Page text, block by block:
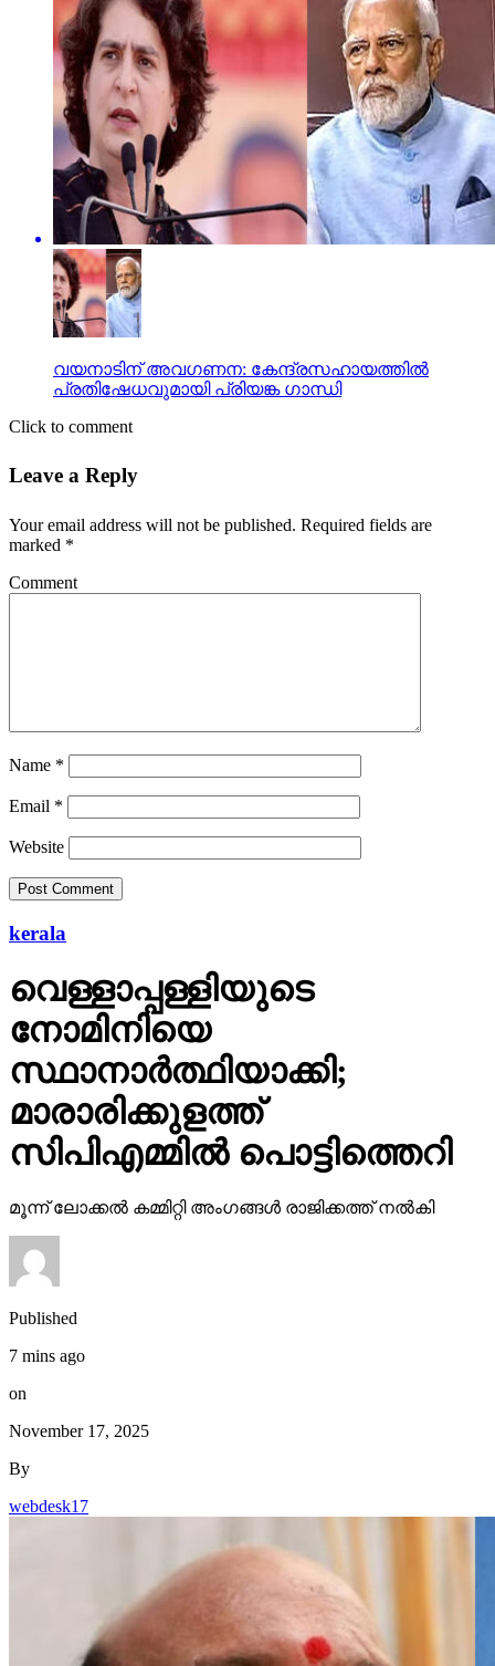
വയനാടിന് അവഗണന: കേന്ദ്രസഹായത്തില്‍
പ്രതിഷേധവുമായി പ്രിയങ്ക ഗാന്ധി
Click to comment
Leave a Reply
Your email address will not be published. Required fields are
marked *
Comment
Name *
Email *
Website
kerala
വെള്ളാപ്പള്ളിയുടെ
നോമിനിയെ
സ്ഥാനാര്‍ത്ഥിയാക്കി;
മാരാരിക്കുളത്ത്
സിപിഎമ്മില്‍ പൊട്ടിത്തെറി
മൂന്ന് ലോക്കല്‍ കമ്മിറ്റി അംഗങ്ങള്‍ രാജിക്കത്ത് നല്‍കി
Published
7 mins ago
on
November 17, 2025
By
webdesk17